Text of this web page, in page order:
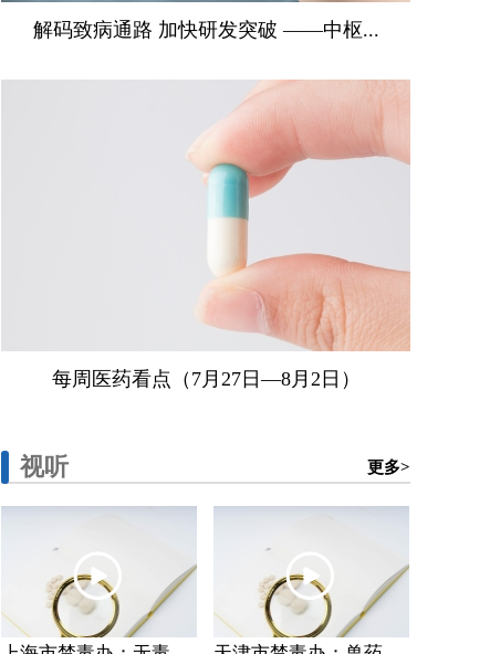
解码致病通路 加快研发突破 ——中枢...
每周医药看点（7月27日—8月2日）
视听 更多>